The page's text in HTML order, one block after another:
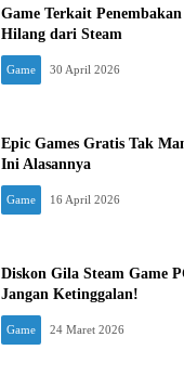
Game Terkait
Hilang dari Steam
Game 30 April 2026
Epic Games Gratis Tak
Ini Alasannya
Game 16 April 2026
Diskon Gila Steam Game
Jangan Ketinggalan!
Game 24 Maret 2026